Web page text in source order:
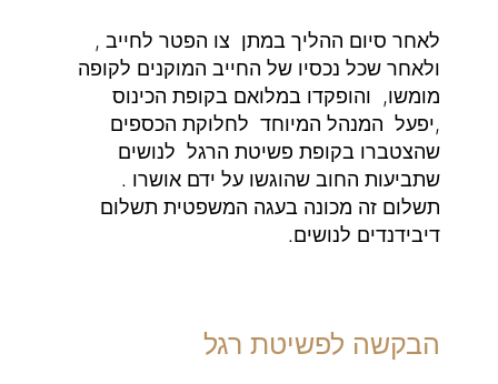
לאחר סיום ההליך במתן צו הפטר לחייב ,
ולאחר שכל נכסיו של החייב המוקנים לקופה
מומשו, והופקדו במלואם בקופת הכינוס
,יפעל המנהל המיוחד לחלוקת הכספים
שהצטברו בקופת פשיטת הרגל לנושים
שתביעות החוב שהוגשו על ידם אושרו .
תשלום זה מכונה בעגה המשפטית תשלום
דיבידנדים לנושים.
הבקשה לפשיטת רגל